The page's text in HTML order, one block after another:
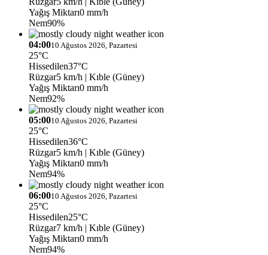
Yağış Miktarı0 mm/h
Nem90%
04:0010 Ağustos 2026, Pazartesi
25°C
Hissedilen37°C
Rüzgar5 km/h | Kıble (Güney)
Yağış Miktarı0 mm/h
Nem92%
05:0010 Ağustos 2026, Pazartesi
25°C
Hissedilen36°C
Rüzgar5 km/h | Kıble (Güney)
Yağış Miktarı0 mm/h
Nem94%
06:0010 Ağustos 2026, Pazartesi
25°C
Hissedilen25°C
Rüzgar7 km/h | Kıble (Güney)
Yağış Miktarı0 mm/h
Nem94%